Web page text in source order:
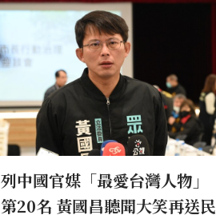
列中國官媒「最愛台灣人物」
第20名 黃國昌聽聞大笑再送民